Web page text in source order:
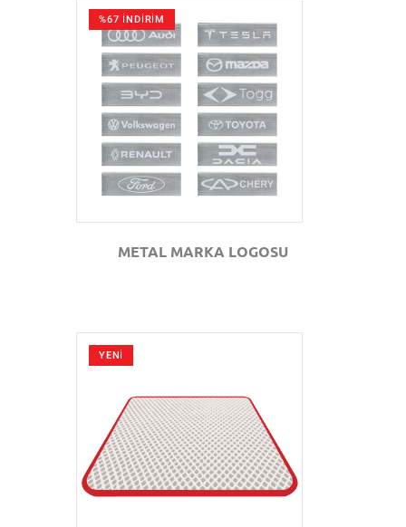
%67 İNDİRİM
GÖZAT
METAL MARKA LOGOSU
YENİ
GÖZAT